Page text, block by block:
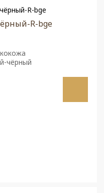
R-bge
чёрный